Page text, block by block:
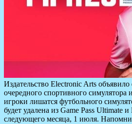
Издательство Electronic Arts
очередного спортивного симулятора
игроки лишатся футбольного
будет удалена из Game Pass Ultimate
следующего месяца, 1 июля.